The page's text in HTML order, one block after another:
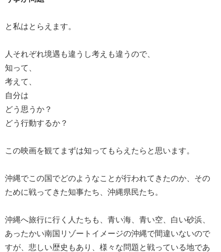
と私はとらえます。
人それぞれ境遇も違うし考えも違うので、
知って、
考えて、
自分は
どう思うか？
どう行動するか？
この映画を観てまずは知ってもらえたらと思います。
沖縄でこの国でどのようなことが行われてきたのか、その
ために戦ってきた知事たち、沖縄県民たち。
沖縄へ旅行に行く人たちも、青い海、青い空、白い砂浜、
あったかい南国リゾートイメージの沖縄で間違いないので
すが、悲しい歴史もあり、様々な問題と戦っている地であ